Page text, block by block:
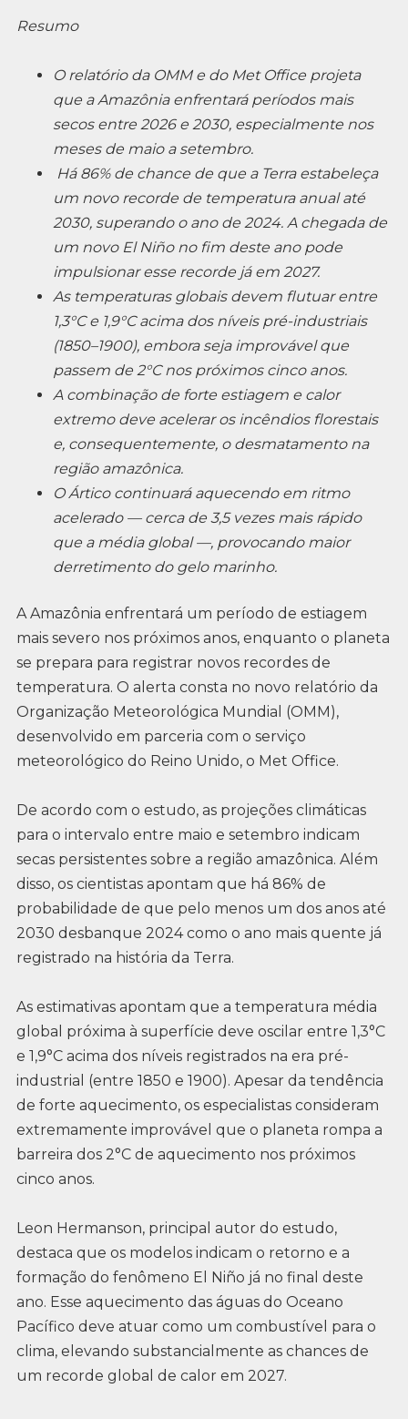
Resumo
O relatório da OMM e do Met Office projeta
que a Amazônia enfrentará períodos mais
secos entre 2026 e 2030, especialmente nos
meses de maio a setembro.
Há 86% de chance de que a Terra estabeleça
um novo recorde de temperatura anual até
2030, superando o ano de 2024. A chegada de
um novo El Niño no fim deste ano pode
impulsionar esse recorde já em 2027.
As temperaturas globais devem flutuar entre
1,3°C e 1,9°C acima dos níveis pré-industriais
(1850–1900), embora seja improvável que
passem de 2°C nos próximos cinco anos.
A combinação de forte estiagem e calor
extremo deve acelerar os incêndios florestais
e, consequentemente, o desmatamento na
região amazônica.
O Ártico continuará aquecendo em ritmo
acelerado — cerca de 3,5 vezes mais rápido
que a média global —, provocando maior
derretimento do gelo marinho.
A Amazônia enfrentará um período de estiagem
mais severo nos próximos anos, enquanto o planeta
se prepara para registrar novos recordes de
temperatura. O alerta consta no novo relatório da
Organização Meteorológica Mundial (OMM),
desenvolvido em parceria com o serviço
meteorológico do Reino Unido, o Met Office.
De acordo com o estudo, as projeções climáticas
para o intervalo entre maio e setembro indicam
secas persistentes sobre a região amazônica. Além
disso, os cientistas apontam que há 86% de
probabilidade de que pelo menos um dos anos até
2030 desbanque 2024 como o ano mais quente já
registrado na história da Terra.
As estimativas apontam que a temperatura média
global próxima à superfície deve oscilar entre 1,3°C
e 1,9°C acima dos níveis registrados na era pré-
industrial (entre 1850 e 1900). Apesar da tendência
de forte aquecimento, os especialistas consideram
extremamente improvável que o planeta rompa a
barreira dos 2°C de aquecimento nos próximos
cinco anos.
Leon Hermanson, principal autor do estudo,
destaca que os modelos indicam o retorno e a
formação do fenômeno El Niño já no final deste
ano. Esse aquecimento das águas do Oceano
Pacífico deve atuar como um combustível para o
clima, elevando substancialmente as chances de
um recorde global de calor em 2027.